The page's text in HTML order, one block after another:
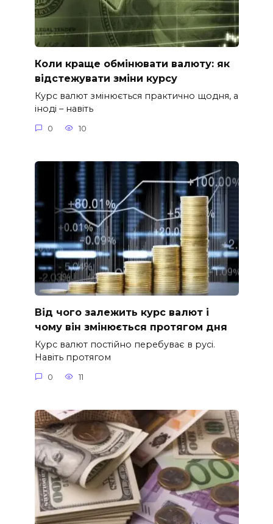
Коли краще обмінювати валюту: як
відстежувати зміни курсу
Курс валют змінюється практично щодня, а
іноді – навіть
0 10
Від чого залежить курс валют і
чому він змінюється протягом дня
Курс валют постійно перебуває в русі.
Навіть протягом
0 11